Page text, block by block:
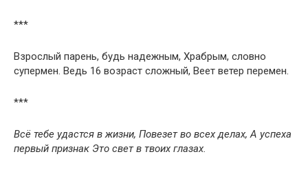
***
Взрослый парень, будь надежным, Храбрым, словно
супермен. Ведь 16 возраст сложный, Веет ветер перемен.
***
Всё тебе удастся в жизни, Повезет во всех делах, А успеха
первый признак Это свет в твоих глазах.